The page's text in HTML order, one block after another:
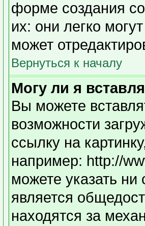
форме создания
их: они легко
может
Вернуться к началу
Могу ли я
Вы можете
возможности
ссылку на
например: http://
можете указать
является
находятся за